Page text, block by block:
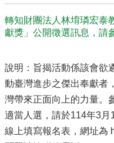
轉知財團法人林堉璘宏泰
獻獎」公開徵選訊息，請
說明：旨揭活動係該會欲
動臺灣進步之傑出奉獻者
灣帶來正面向上的力量。
適當人選，請於114年3月
線上填寫報名表，網址為